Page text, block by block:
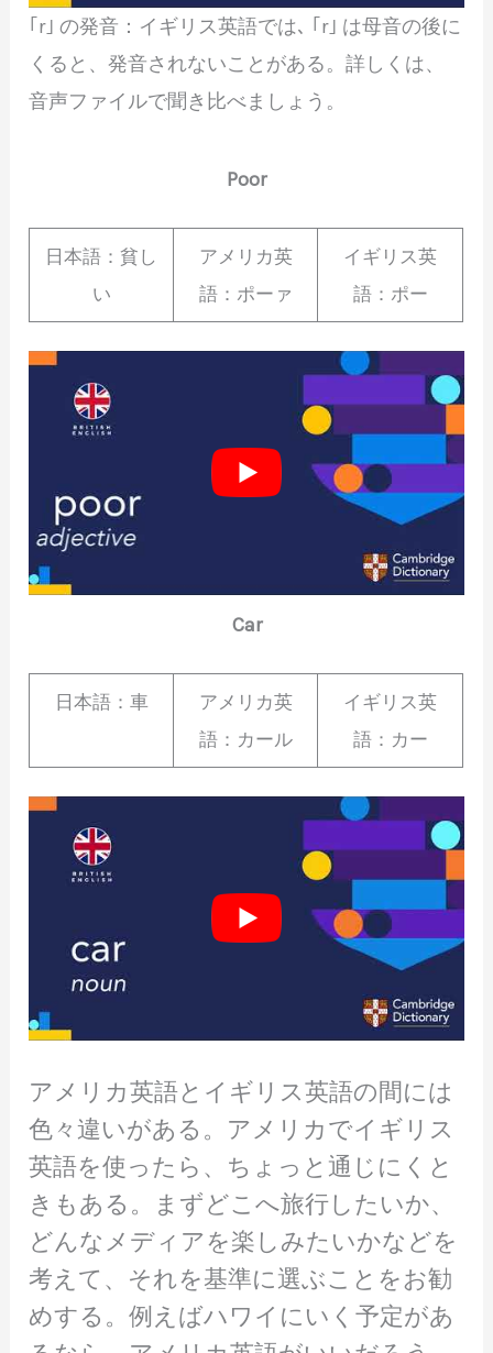
｢r｣ の発音：イギリス英語では､ ｢r｣ は母音の後に
くると、発音されないことがある。詳しくは、
音声ファイルで聞き比べましょう。
Poor
日本語：貧し
い
アメリカ英
語：ポーァ
イギリス英
語：ポー
Car
日本語：車
アメリカ英
語：カール
イギリス英
語：カー
アメリカ英語とイギリス英語の間には
色々違いがある。アメリカでイギリス
英語を使ったら、ちょっと通じにくと
きもある。まずどこへ旅行したいか、
どんなメディアを楽しみたいかなどを
考えて、それを基準に選ぶことをお勧
めする。例えばハワイにいく予定があ